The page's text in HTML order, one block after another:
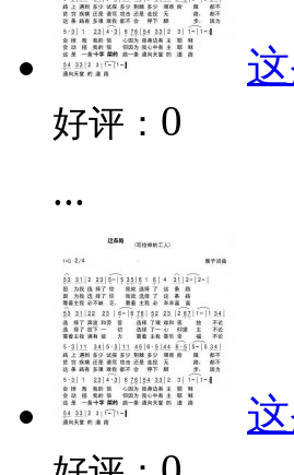
好评： 0
...